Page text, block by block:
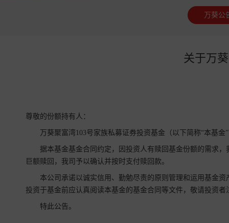
万葵公
关于万
尊敬的份额持有人：
万葵聚富湾103号家族私募证券投资基金（以下简称“本基金”
据本基金基金合同约定，因投资人有赎回基金份额的需求，
巨额赎回，我司予以确认并按时支付赎回款。
本公司承诺以诚实信用、勤勉尽责的原则管理和运用基金资
投资于基金前应认真阅读本基金的基金合同等文件，敬请投资者
特此公告。